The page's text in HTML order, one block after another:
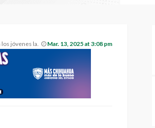
ciudadana Mar. 13, 2025 at 3:08 pm